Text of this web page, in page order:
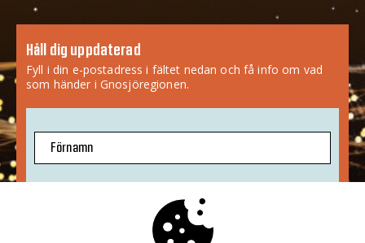
Håll dig uppdaterad
Fyll i din e-postadress i fältet nedan och få info om vad
som händer i Gnosjöregionen.
Förnamn